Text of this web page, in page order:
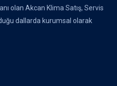
olan Akcan Klima Satış, Servis
dallarda kurumsal olarak